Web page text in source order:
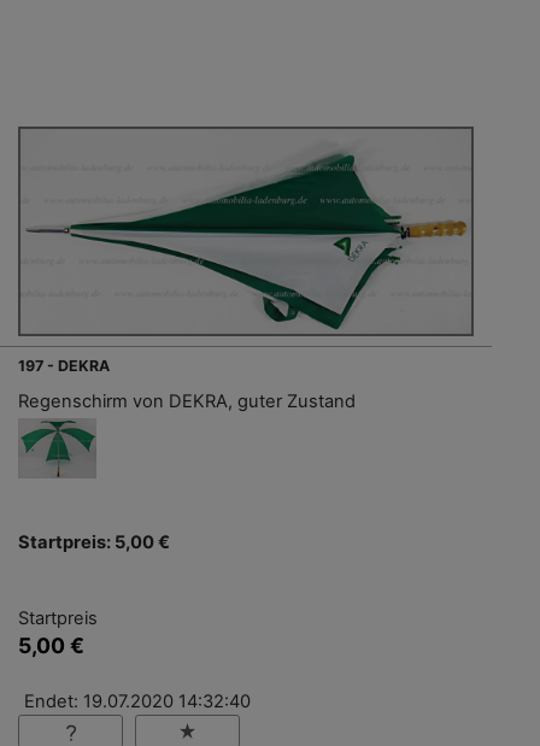
197 - DEKRA
Regenschirm von DEKRA, guter Zustand
Startpreis: 5,00 €
Startpreis
5,00 €
Endet: 19.07.2020 14:32:40